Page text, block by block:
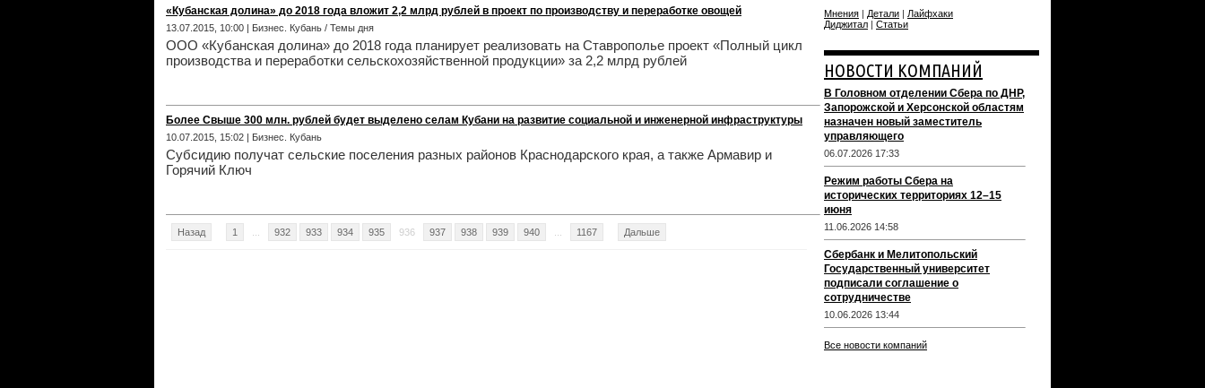
«Кубанская долина» до 2018 года вложит 2,2 млрд рублей в проект по производству и переработке овощей
13.07.2015, 10:00 | Бизнес. Кубань / Темы дня
ООО «Кубанская долина» до 2018 года планирует реализовать на Ставрополье проект «Полный цикл
производства и переработки сельскохозяйственной продукции» за 2,2 млрд рублей
Более Свыше 300 млн. рублей будет выделено селам Кубани на развитие социальной и инженерной инфраструктуры
10.07.2015, 15:02 | Бизнес. Кубань
Субсидию получат сельские поселения разных районов Краснодарского края, а также Армавир и
Горячий Ключ
Назад 1 932 933 934 935 936 937 938 939 940 1167 Дальше
Мнения | Детали | Лайфхаки
Диджитал | Статьи
НОВОСТИ КОМПАНИЙ
В Головном отделении Сбера по ДНР,
Запорожской и Херсонской областям
назначен новый заместитель
управляющего
06.07.2026 17:33
Режим работы Сбера на
исторических территориях 12–15
июня
11.06.2026 14:58
Сбербанк и Мелитопольский
Государственный университет
подписали соглашение о
сотрудничестве
10.06.2026 13:44
Все новости компаний